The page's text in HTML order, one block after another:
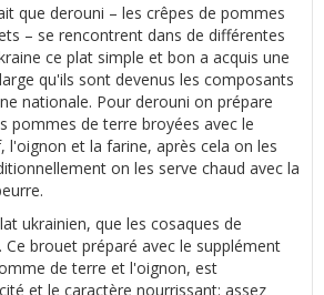
que derouni – les crêpes de pommes
– se rencontrent dans de différentes
ce plat simple et bon a acquis une
qu'ils sont devenus les composants
nationale. Pour derouni on prépare
pommes de terre broyées avec le
l'oignon et la farine, après cela on les
on les serve chaud avec la
ukrainien, que les cosaques de
Ce brouet préparé avec le supplément
de terre et l'oignon, est
et le caractère nourrissant: assez